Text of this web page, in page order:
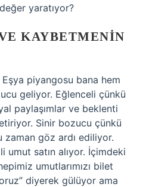
yaratıyor?
KAYBETMENIN
piyangosu bana hem
geliyor. Eğlenceli çünkü
paylaşımlar ve beklenti
Sinir bozucu çünkü
göz ardı ediliyor.
umut satın alıyor. İçimdeki
umutlarımızı bilet
diyerek gülüyor ama